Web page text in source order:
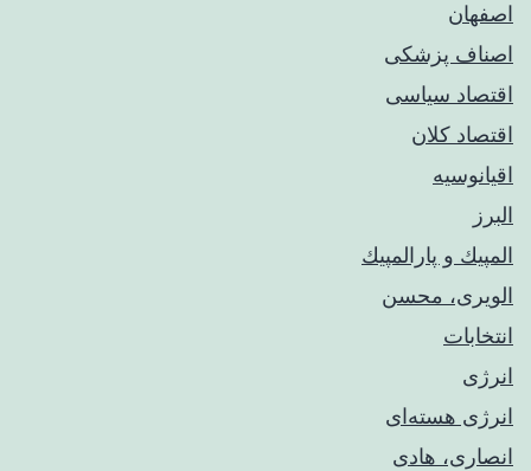
اصفهان
اصناف پزشکی
اقتصاد سیاسی
اقتصاد کلان
اقیانوسیه
البرز
المپيك و پارالمپيك
الویری، محسن
انتخابات
انرژی
انرژی هسته‌ای
انصاری، هادی